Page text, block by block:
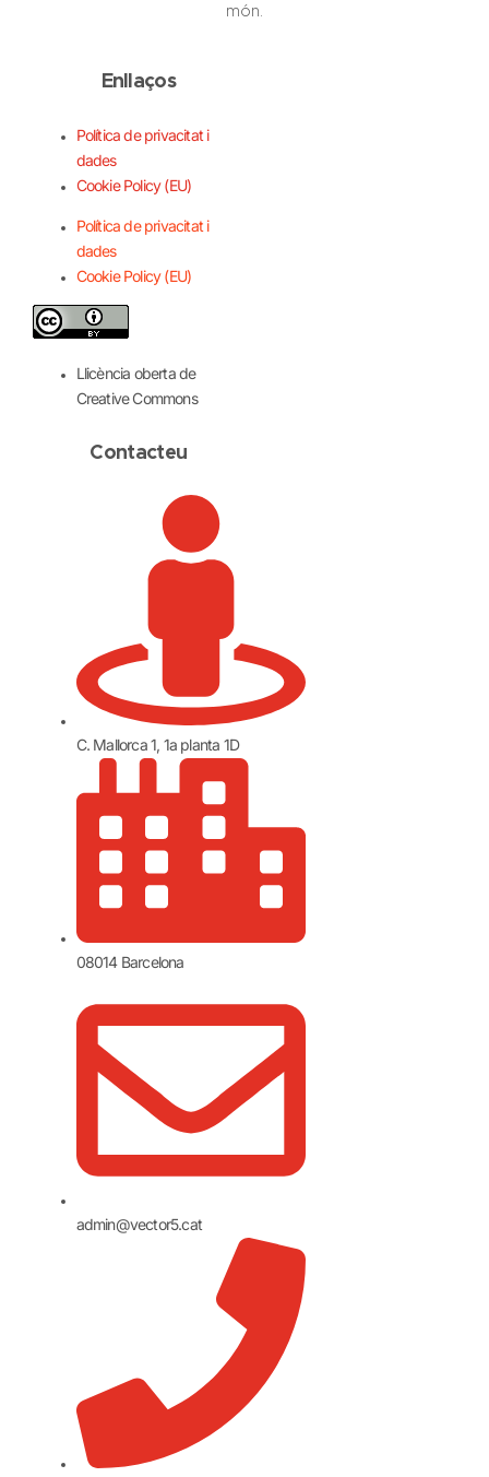
món.
Enllaços
Política de privacitat i
dades
Cookie Policy (EU)
Política de privacitat i
dades
Cookie Policy (EU)
Llicència oberta de
Creative Commons
Contacteu
C. Mallorca 1, 1a planta 1D
08014 Barcelona
admin@vector5.cat